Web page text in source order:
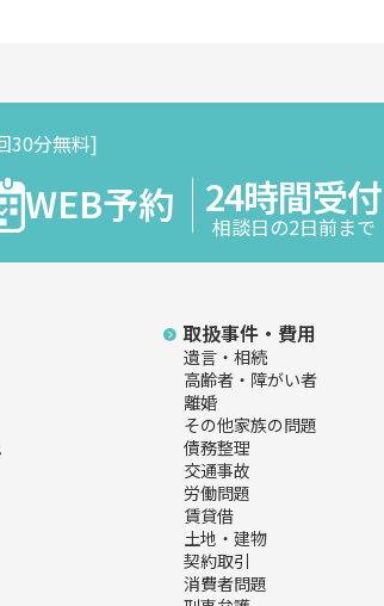
30分無料]
WEB予約 24時間受付
相談日の2日前まで
取扱事件・費用
遺言・相続
高齢者・障がい者
離婚
その他家族の問題
債務整理
交通事故
労働問題
賃貸借
土地・建物
契約取引
消費者問題